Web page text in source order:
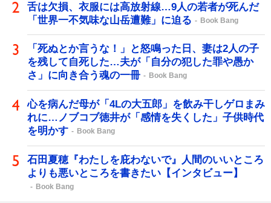
舌は欠損、衣服には高放射線…9人の若者が死んだ
「世界一不気味な山岳遭難」に迫る
Book Bang
「死ぬとか言うな！」と怒鳴った日、妻は2人の子
を残して自死した…夫が「自分の犯した罪や愚か
さ」に向き合う魂の一冊
Book Bang
心を病んだ母が「4Lの大五郎」を飲み干しゲロまみ
れに…ノブコブ徳井が「感情を失くした」子供時代
を明かす
Book Bang
石田夏穂『わたしを庇わないで』人間のいいところ
よりも悪いところを書きたい【インタビュー】
Book Bang